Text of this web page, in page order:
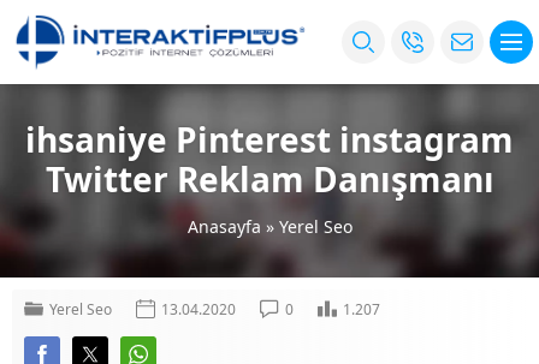
ihsaniye Pinterest instagram
Twitter Reklam Danışmanı
Anasayfa » Yerel Seo
Yerel Seo 13.04.2020 0 1.207